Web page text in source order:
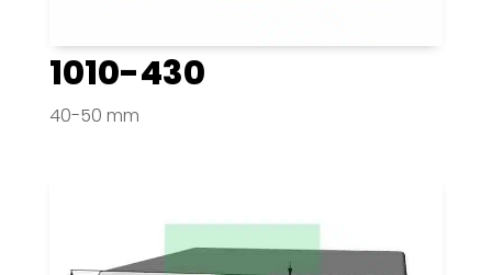
1010-430
40-50 mm